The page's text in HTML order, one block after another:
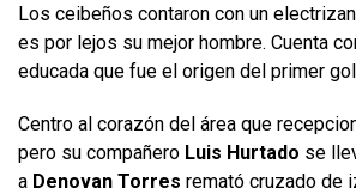
Los ceibeños contaron con un
es por lejos su mejor hombre. Cuenta
educada que fue el origen del primer
Centro al corazón del área que
pero su compañero Luis Hurtado se
a Denovan Torres remató cruzado de